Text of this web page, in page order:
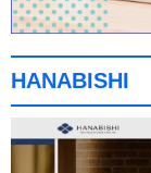
HANABISHI